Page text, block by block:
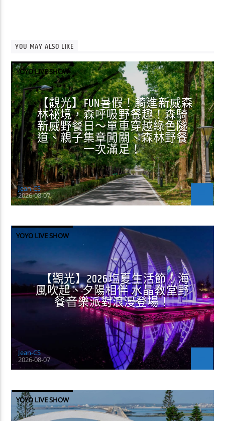
YOU MAY ALSO LIKE
YOYO LIVE SHOW
【觀光】FUN暑假！騎進新威森
林祕境，森呼吸野餐趣！森騎
新威野餐日～單車穿越綠色隧
道、親子集章闖關、森林野餐
一次滿足！
Jean-CS
2026-08-07
YOYO LIVE SHOW
【觀光】2026塩夏生活節！海
風吹起、夕陽相伴 水晶教堂野
餐音樂派對浪漫登場！
Jean-CS
2026-08-07
YOYO LIVE SHOW